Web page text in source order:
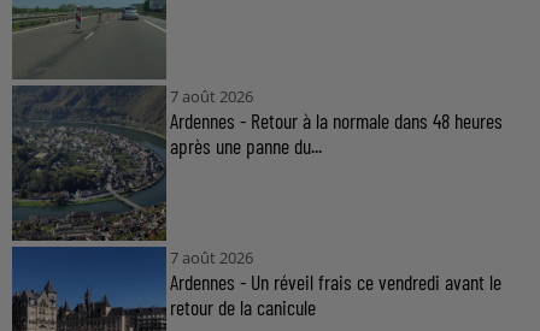
7 août 2026
Ardennes - Retour à la normale dans 48 heures
après une panne du...
7 août 2026
Ardennes - Un réveil frais ce vendredi avant le
retour de la canicule